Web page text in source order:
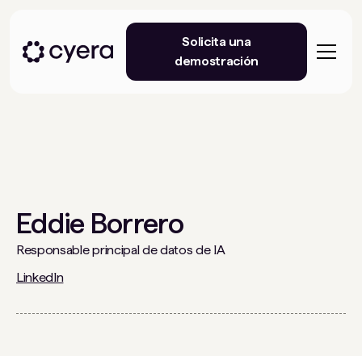
Solicita una
demostración
Eddie Borrero
Responsable principal de datos de IA
LinkedIn